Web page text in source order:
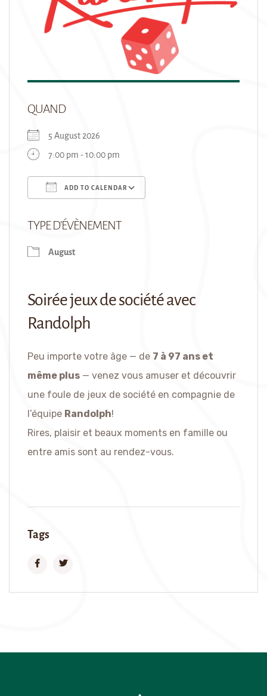
QUAND
5 August 2026
7:00 pm - 10:00 pm
ADD TO CALENDAR
TYPE D’ÉVÈNEMENT
August
Soirée jeux de société avec
Randolph
Peu importe votre âge — de 7 à 97 ans et
même plus — venez vous amuser et découvrir
une foule de jeux de société en compagnie de
l’équipe Randolph!
Rires, plaisir et beaux moments en famille ou
entre amis sont au rendez-vous.
Tags